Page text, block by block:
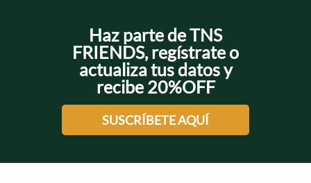
Haz parte de TNS
FRIENDS, regístrate o
actualiza tus datos y
recibe 20%OFF
SUSCRÍBETE AQUÍ